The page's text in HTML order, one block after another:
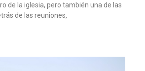
de la iglesia, pero también una de las
de las reuniones,